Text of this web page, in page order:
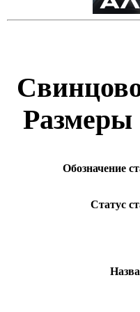
Размеры
Обозначение
Статус